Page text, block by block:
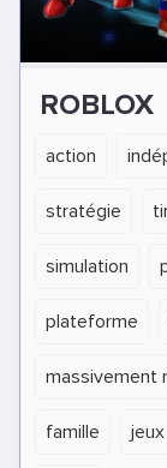
ROBLOX
action
stratégie
simulation
plateforme
massivement
famille